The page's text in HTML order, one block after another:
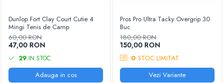
Dunlop Fort Clay Court Cutie 4
Mingi Tenis de Camp
60,00 RON
47,00 RON
29 IN STOC
Adauga in cos
Pros Pro Ultra Tacky Overgrip 30
Buc
180,00 RON
150,00 RON
0 STOC LIMITAT
Vezi Variante